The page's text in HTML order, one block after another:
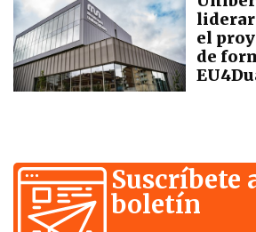
el
de
Suscríbete
boletín